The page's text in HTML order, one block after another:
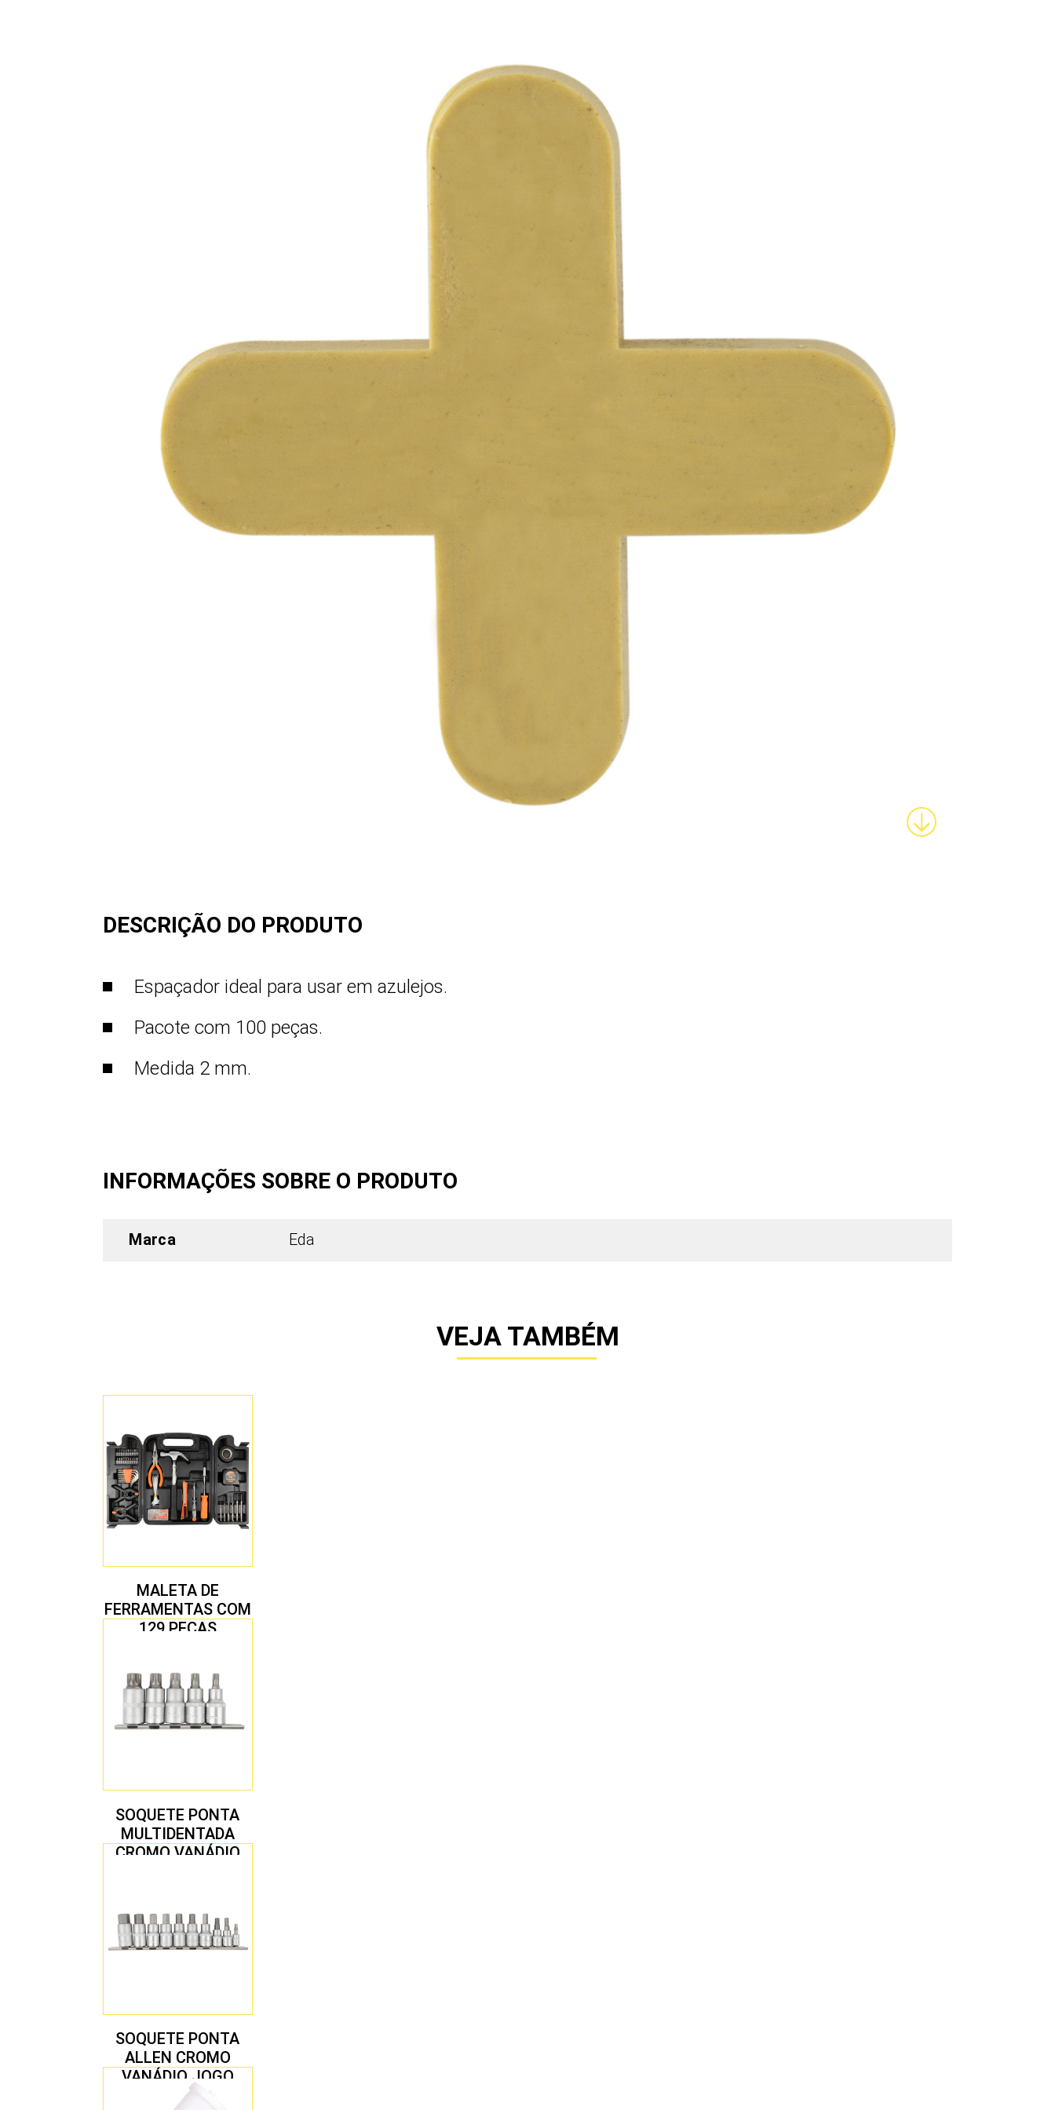
DESCRIÇÃO DO PRODUTO
Espaçador ideal para usar em azulejos.
Pacote com 100 peças.
Medida 2 mm.
INFORMAÇÕES SOBRE O PRODUTO
Marca Eda
VEJA TAMBÉM
MALETA DE
FERRAMENTAS COM
129 PEÇAS
SOQUETE PONTA
MULTIDENTADA
CROMO VANÁDIO
SOQUETE PONTA
ALLEN CROMO
VANÁDIO JOGO
COM 10 PEÇAS